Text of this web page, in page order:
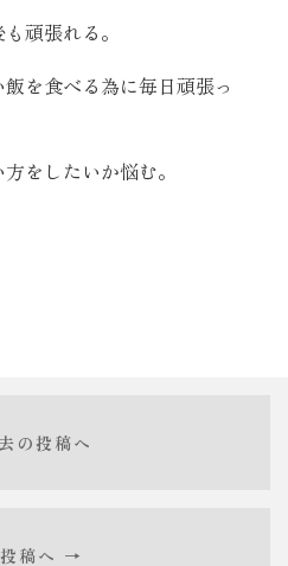
頑張れる。
を食べる為に毎日頑張っ
をしたいか悩む。
の投稿へ
稿へ →